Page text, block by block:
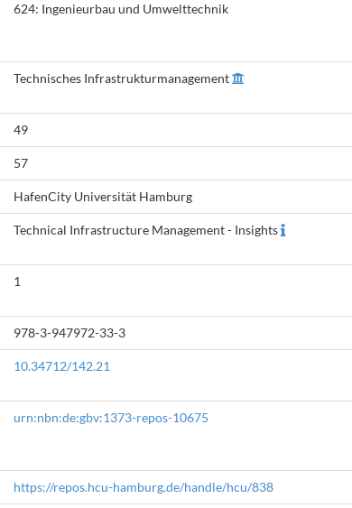
624: Ingenieurbau und Umwelttechnik
Technisches Infrastrukturmanagement
49
57
HafenCity Universität Hamburg
Technical Infrastructure Management - Insights
1
978-3-947972-33-3
10.34712/142.21
urn:nbn:de:gbv:1373-repos-10675
https://repos.hcu-hamburg.de/handle/hcu/838